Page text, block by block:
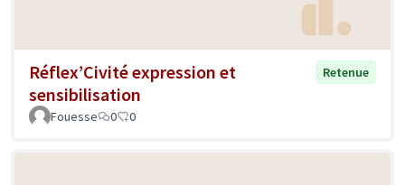
Réflex’Civité expression et
sensibilisation
Retenue
Fouesse 0 0